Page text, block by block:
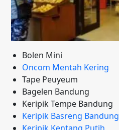
Bolen Mini
Oncom Mentah Kering
Tape Peuyeum
Bagelen Bandung
Keripik Tempe Bandung
Keripik Basreng Bandung
Keripik Kentang Putih